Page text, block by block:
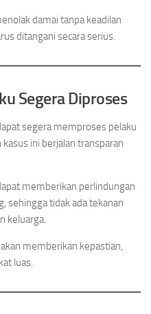
damai tanpa keadilan
ditangani secara serius.
Segera Diproses
segera memproses pelaku
ini berjalan transparan
memberikan perlindungan
sehingga tidak ada tekanan
keluarga.
memberikan kepastian,
luas.